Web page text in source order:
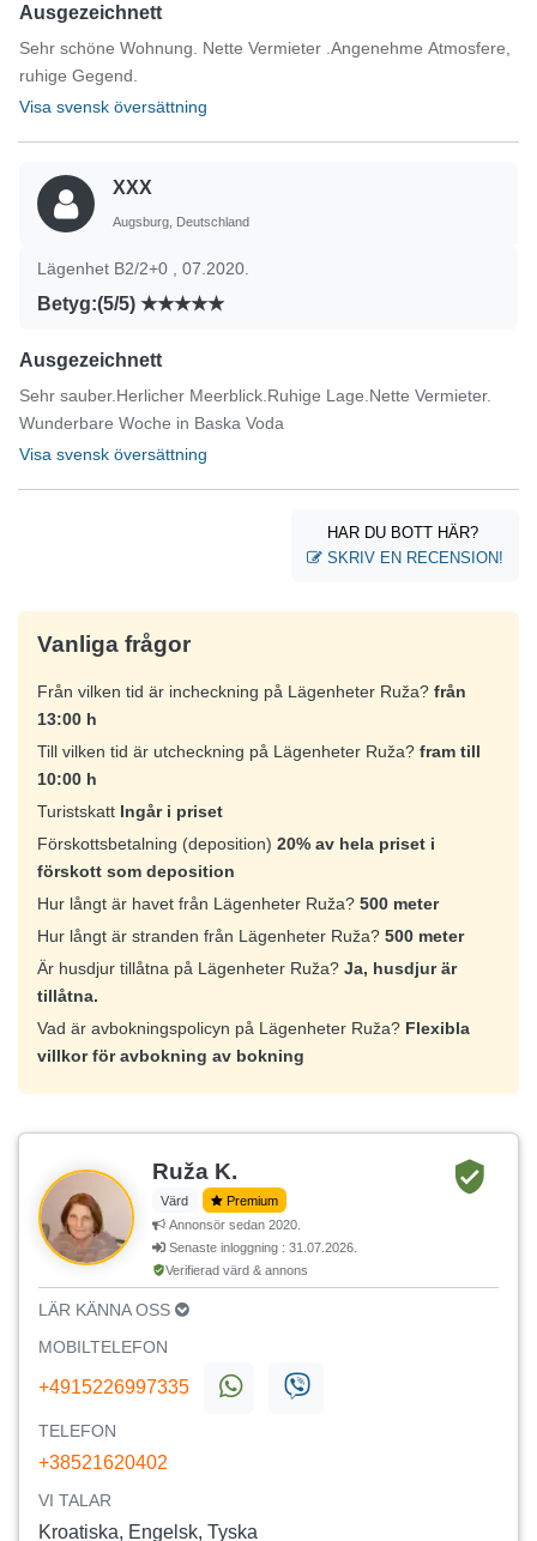
Ausgezeichnett
Sehr schöne Wohnung. Nette Vermieter .Angenehme Atmosfere,
ruhige Gegend.
Visa svensk översättning
XXX
Augsburg, Deutschland
Lägenhet B2/2+0 , 07.2020.
Betyg:(5/5)
Ausgezeichnett
Sehr sauber.Herlicher Meerblick.Ruhige Lage.Nette Vermieter.
Wunderbare Woche in Baska Voda
Visa svensk översättning
HAR DU BOTT HÄR?
SKRIV EN RECENSION!
Vanliga frågor
Från vilken tid är incheckning på Lägenheter Ruža? från
13:00 h
Till vilken tid är utcheckning på Lägenheter Ruža? fram till
10:00 h
Turistskatt Ingår i priset
Förskottsbetalning (deposition) 20% av hela priset i
förskott som deposition
Hur långt är havet från Lägenheter Ruža? 500 meter
Hur långt är stranden från Lägenheter Ruža? 500 meter
Är husdjur tillåtna på Lägenheter Ruža? Ja, husdjur är
tillåtna.
Vad är avbokningspolicyn på Lägenheter Ruža? Flexibla
villkor för avbokning av bokning
Ruža K.
Värd
Premium
Annonsör sedan 2020.
Senaste inloggning : 31.07.2026.
Verifierad värd & annons
LÄR KÄNNA OSS
MOBILTELEFON
+4915226997335
TELEFON
+38521620402
VI TALAR
Kroatiska, Engelsk, Tyska